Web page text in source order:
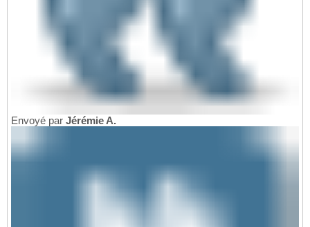
Envoyé par Jérémie A.